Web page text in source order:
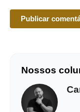
Nossos